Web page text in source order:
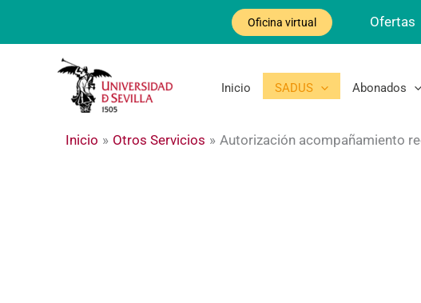
Oficina virtual Ofertas
Inicio SADUS Abonados
Inicio Otros Servicios Autorización acompañamiento